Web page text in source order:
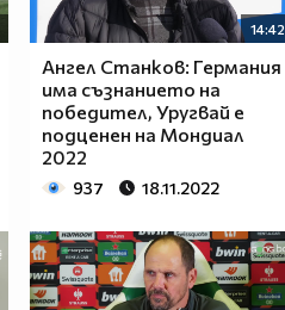
14:42
Ангел Станков: Германия
има съзнанието на
победител, Уругвай е
подценен на Мондиал
2022
937 18.11.2022